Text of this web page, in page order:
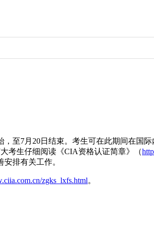
，至7月20日结束。考生可在此期间在
考生仔细阅读《CIA资格认证简章》（
安排有关工作。
zgks_lxfs.html。